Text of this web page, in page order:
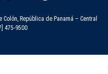
República de Panamá – Central
475-9500